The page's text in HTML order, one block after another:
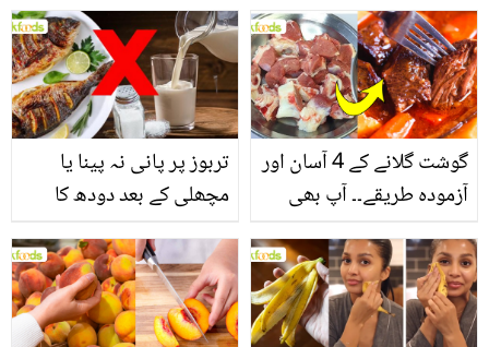
انگیز طبی فوائد
تربوز پر پانی نہ پینا یا
مچھلی کے بعد دودھ کا
سے متعلق غلط فہمیوں کی
حقیقت کیا ہے اور افواہ
کیا؟
گوشت گلانے کے 4 آسان اور
آزمودہ طریقے۔۔ آپ بھی
بتائے راز